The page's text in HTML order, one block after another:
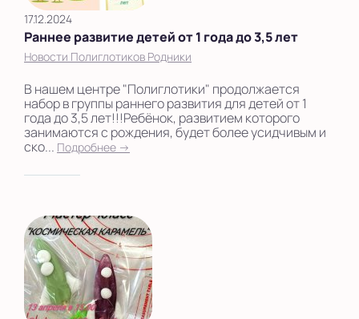
17.12.2024
Раннее развитие детей от 1 года до 3,5 лет
Новости Полиглотиков Родники
В нашем центре "Полиглотики" продолжается
набор в группы раннего развития для детей от 1
года до 3,5 лет!!!Ребёнок, развитием которого
занимаются с рождения, будет более усидчивым и
ско... Подробнее →